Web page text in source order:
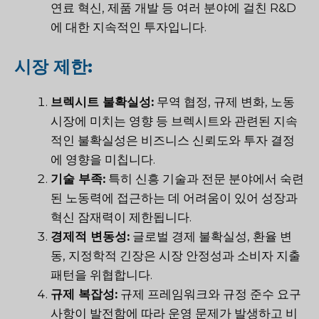
연료 혁신, 제품 개발 등 여러 분야에 걸친 R&D
에 대한 지속적인 투자입니다.
시장 제한:
브렉시트 불확실성: 무역 협정, 규제 변화, 노동
시장에 미치는 영향 등 브렉시트와 관련된 지속
적인 불확실성은 비즈니스 신뢰도와 투자 결정
에 영향을 미칩니다.
기술 부족: 특히 신흥 기술과 전문 분야에서 숙련
된 노동력에 접근하는 데 어려움이 있어 성장과
혁신 잠재력이 제한됩니다.
경제적 변동성: 글로벌 경제 불확실성, 환율 변
동, 지정학적 긴장은 시장 안정성과 소비자 지출
패턴을 위협합니다.
규제 복잡성: 규제 프레임워크와 규정 준수 요구
사항이 발전함에 따라 운영 문제가 발생하고 비